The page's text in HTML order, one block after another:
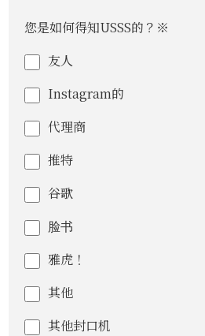
您是如何得知USSS的？※
友人
Instagram的
代理商
推特
谷歌
脸书
雅虎！
其他
其他封口机